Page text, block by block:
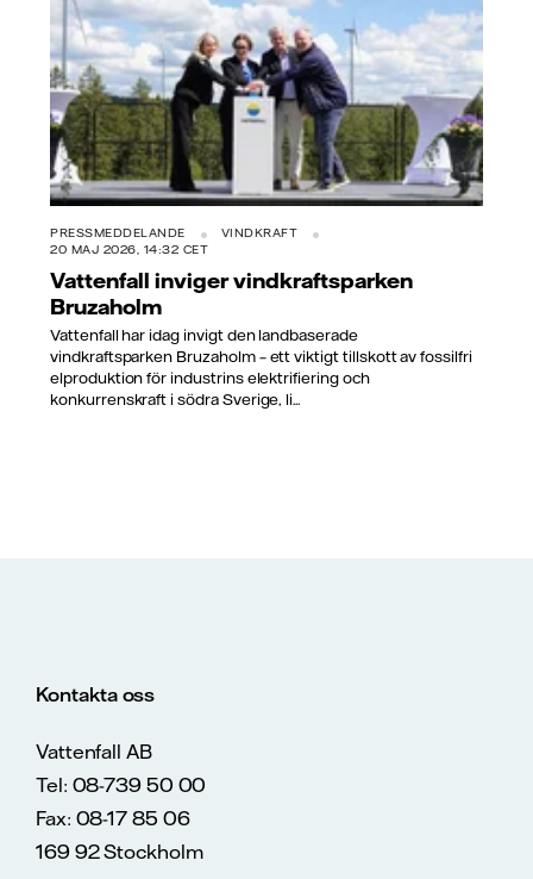
PRESSMEDDELANDE
VINDKRAFT
20 MAJ 2026, 14:32 CET
Vattenfall inviger vindkraftsparken
Bruzaholm
Vattenfall har idag invigt den landbaserade
vindkraftsparken Bruzaholm – ett viktigt tillskott av fossilfri
elproduktion för industrins elektrifiering och
konkurrenskraft i södra Sverige, li...
Kontakta oss
Vattenfall AB
Tel: 08-739 50 00
Fax: 08-17 85 06
169 92 Stockholm